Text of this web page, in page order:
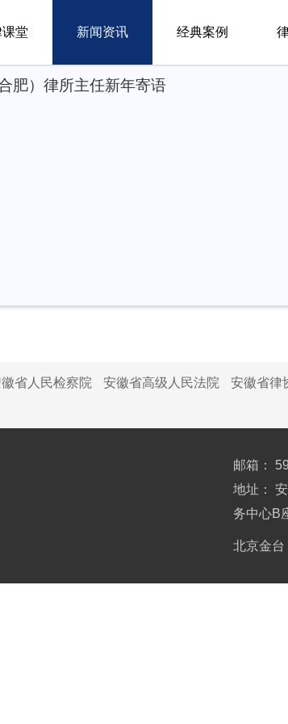
堂 新闻资讯 经典案例
肥）律所主任新年寄语
省人民检察院 安徽省高级人民法院 安徽省律
邮箱：
地址：
务中心B
北京金台